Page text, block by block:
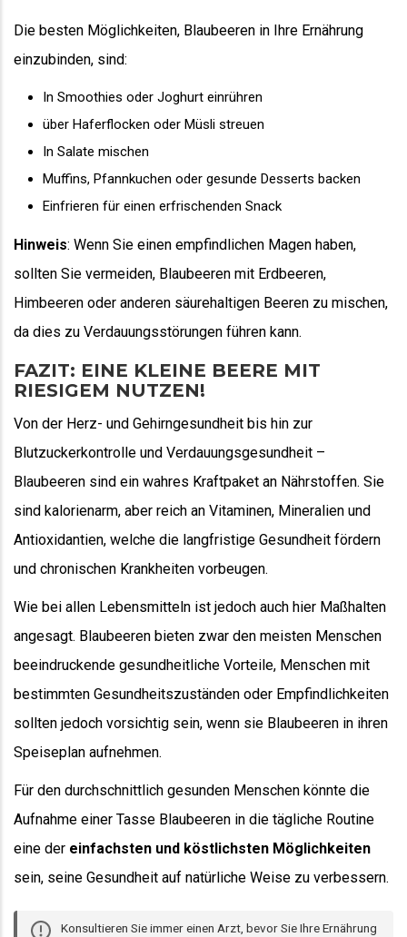
Die besten Möglichkeiten, Blaubeeren in Ihre Ernährung
einzubinden, sind:
In Smoothies oder Joghurt einrühren
über Haferflocken oder Müsli streuen
In Salate mischen
Muffins, Pfannkuchen oder gesunde Desserts backen
Einfrieren für einen erfrischenden Snack
Hinweis: Wenn Sie einen empfindlichen Magen haben,
sollten Sie vermeiden, Blaubeeren mit Erdbeeren,
Himbeeren oder anderen säurehaltigen Beeren zu mischen,
da dies zu Verdauungsstörungen führen kann.
FAZIT: EINE KLEINE BEERE MIT
RIESIGEM NUTZEN!
Von der Herz- und Gehirngesundheit bis hin zur
Blutzuckerkontrolle und Verdauungsgesundheit –
Blaubeeren sind ein wahres Kraftpaket an Nährstoffen. Sie
sind kalorienarm, aber reich an Vitaminen, Mineralien und
Antioxidantien, welche die langfristige Gesundheit fördern
und chronischen Krankheiten vorbeugen.
Wie bei allen Lebensmitteln ist jedoch auch hier Maßhalten
angesagt. Blaubeeren bieten zwar den meisten Menschen
beeindruckende gesundheitliche Vorteile, Menschen mit
bestimmten Gesundheitszuständen oder Empfindlichkeiten
sollten jedoch vorsichtig sein, wenn sie Blaubeeren in ihren
Speiseplan aufnehmen.
Für den durchschnittlich gesunden Menschen könnte die
Aufnahme einer Tasse Blaubeeren in die tägliche Routine
eine der einfachsten und köstlichsten Möglichkeiten
sein, seine Gesundheit auf natürliche Weise zu verbessern.
Konsultieren Sie immer einen Arzt, bevor Sie Ihre Ernährung